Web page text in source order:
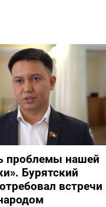
проблемы нашей
Бурятский
встречи